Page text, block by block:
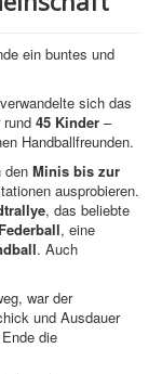
ein buntes und
sich das
45 Kinder –
Handballfreunden.
den Minis bis zur
ausprobieren.
, das beliebte
Federball, eine
. Auch
war der
und Ausdauer
die